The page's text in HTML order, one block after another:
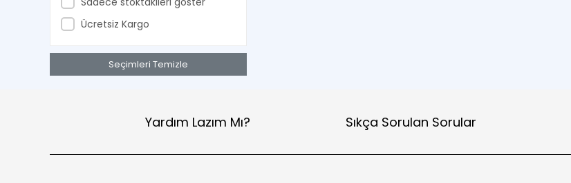
Ücretsiz Kargo
Seçimleri Temizle
Yardım Lazım Mı? Sıkça Sorulan Sorular